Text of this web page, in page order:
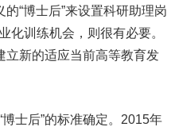
“博士后”来设置科研助理岗
化训练机会，则很有必要。
立新的适应当前高等教育发
士后”的标准确定。2015年